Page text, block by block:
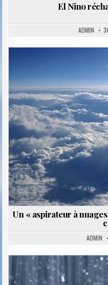
El Nino
ADMIN
in
Un « aspirateur à
ADMIN